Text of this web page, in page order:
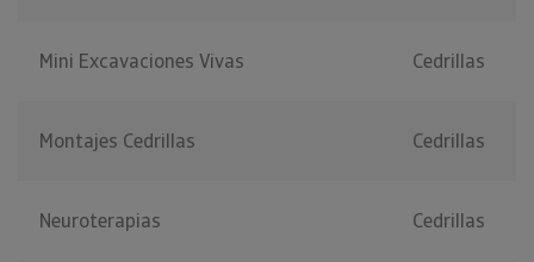
Mini Excavaciones Vivas Cedrillas
Montajes Cedrillas Cedrillas
Neuroterapias Cedrillas